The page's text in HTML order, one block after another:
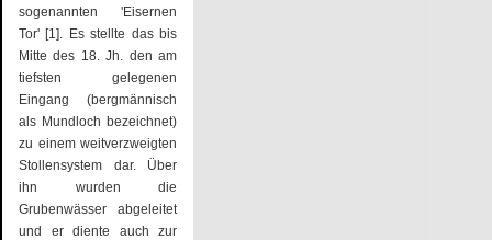
sogenannten 'Eisernen
Tor' [1]. Es stellte das bis
Mitte des 18. Jh. den am
tiefsten gelegenen
Eingang (bergmännisch
als Mundloch bezeichnet)
zu einem weitverzweigten
Stollensystem dar. Über
ihn wurden die
Grubenwässer abgeleitet
und er diente auch zur